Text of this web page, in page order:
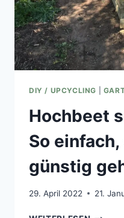
DIY / UPCYCLING
Hochbeet
So
günstig
29. April 2022 21.